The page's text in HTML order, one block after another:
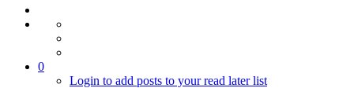
0
Login to add posts to your read later list